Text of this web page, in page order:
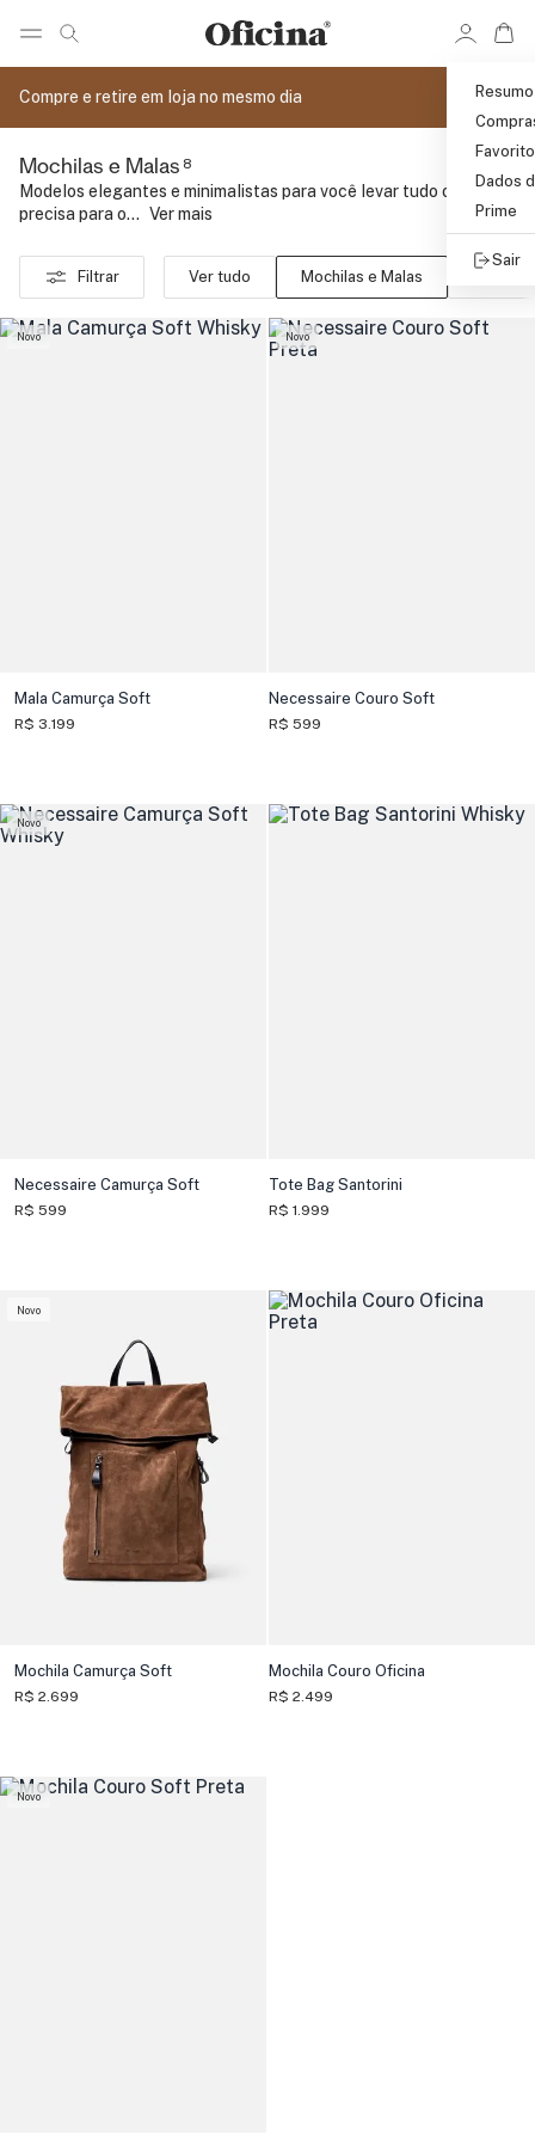
Ir para pagina de pesquisa
Resumo
Dados
Prime
Sair
Ir
Compre e retire em loja no mesmo dia
Mochilas e Malas 8
Modelos elegantes e minimalistas para você levar tudo o que
precisa para o... Ver mais
Filtrar Ver tudo Mochilas e Malas
Novo
Mala Camurça Soft
R$ 3.199
Novo
Necessaire Couro Soft
R$ 599
Novo
Necessaire Camurça Soft
R$ 599
Tote Bag Santorini
R$ 1.999
Novo
Mochila Camurça Soft
R$ 2.699
Mochila Couro Oficina
R$ 2.499
Novo